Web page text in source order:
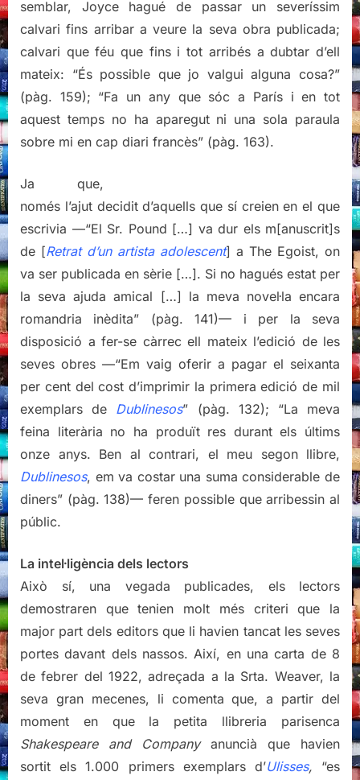
semblar, Joyce hagué de passar un severíssim
calvari fins arribar a veure la seva obra publicada;
calvari que féu que fins i tot arribés a dubtar d’ell
mateix: “És possible que jo valgui alguna cosa?”
(pàg. 159); “Fa un any que sóc a París i en tot
aquest temps no ha aparegut ni una sola paraula
sobre mi en cap diari francès” (pàg. 163).
Ja que,
només l’ajut decidit d’aquells que sí creien en el que
escrivia —“El Sr. Pound […] va dur els m[anuscrit]s
de [Retrat d’un artista adolescent] a The Egoist, on
va ser publicada en sèrie […]. Si no hagués estat per
la seva ajuda amical […] la meva novel·la encara
romandria inèdita” (pàg. 141)— i per la seva
disposició a fer-se càrrec ell mateix l’edició de les
seves obres —“Em vaig oferir a pagar el seixanta
per cent del cost d’imprimir la primera edició de mil
exemplars de Dublinesos” (pàg. 132); “La meva
feina literària no ha produït res durant els últims
onze anys. Ben al contrari, el meu segon llibre,
Dublinesos, em va costar una suma considerable de
diners” (pàg. 138)— feren possible que arribessin al
públic.
La intel·ligència dels lectors
Això sí, una vegada publicades, els lectors
demostraren que tenien molt més criteri que la
major part dels editors que li havien tancat les seves
portes davant dels nassos. Així, en una carta de 8
de febrer del 1922, adreçada a la Srta. Weaver, la
seva gran mecenes, li comenta que, a partir del
moment en que la petita llibreria parisenca
Shakespeare and Companyanuncià que havien
sortit els 1.000 primers exemplars d’Ulisses, “es